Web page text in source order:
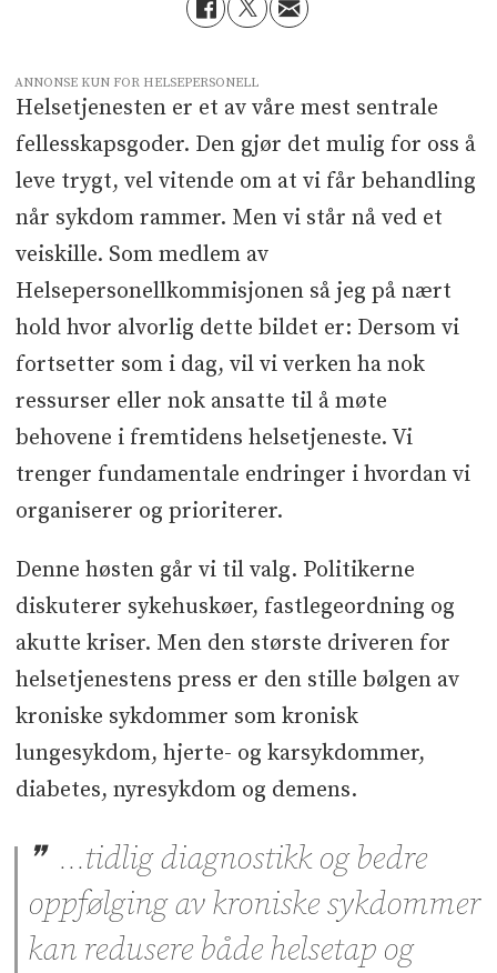
ANNONSE KUN FOR HELSEPERSONELL
Helsetjenesten er et av våre mest sentrale
fellesskapsgoder. Den gjør det mulig for oss å
leve trygt, vel vitende om at vi får behandling
når sykdom rammer. Men vi står nå ved et
veiskille. Som medlem av
Helsepersonellkommisjonen så jeg på nært
hold hvor alvorlig dette bildet er: Dersom vi
fortsetter som i dag, vil vi verken ha nok
ressurser eller nok ansatte til å møte
behovene i fremtidens helsetjeneste. Vi
trenger fundamentale endringer i hvordan vi
organiserer og prioriterer.
Denne høsten går vi til valg. Politikerne
diskuterer sykehuskøer, fastlegeordning og
akutte kriser. Men den største driveren for
helsetjenestens press er den stille bølgen av
kroniske sykdommer som kronisk
lungesykdom, hjerte- og karsykdommer,
diabetes, nyresykdom og demens.
...tidlig diagnostikk og bedre
oppfølging av kroniske sykdommer
kan redusere både helsetap og